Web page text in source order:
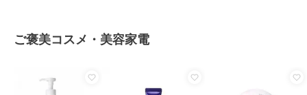
ご褒美コスメ・美容家電